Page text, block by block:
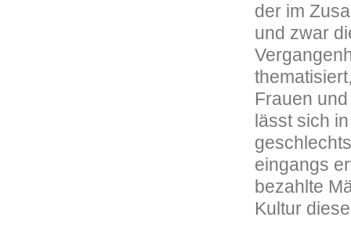
der im
und zwar
Frauen
lässt sich
eingangs
bezahlte
Kultur